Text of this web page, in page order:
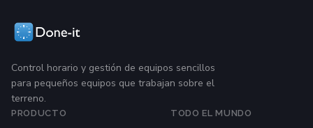
Control horario y gestión de equipos sencillos
para pequeños equipos que trabajan sobre el
terreno.
PRODUCTO TODO EL MUNDO